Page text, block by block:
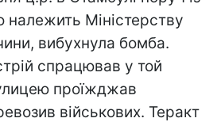
Міністерству
вибухнула бомба.
спрацював у той
проїжджав
військових. Теракт